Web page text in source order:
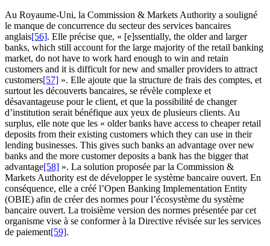
Au Royaume-Uni, la Commission & Markets Authority a souligné
le manque de concurrence du secteur des services bancaires
anglais[56]. Elle précise que, « [e]ssentially, the older and larger
banks, which still account for the large majority of the retail banking
market, do not have to work hard enough to win and retain
customers and it is difficult for new and smaller providers to attract
customers[57] ». Elle ajoute que la structure de frais des comptes, et
surtout les découverts bancaires, se révèle complexe et
désavantageuse pour le client, et que la possibilité de changer
d’institution serait bénéfique aux yeux de plusieurs clients. Au
surplus, elle note que les « older banks have access to cheaper retail
deposits from their existing customers which they can use in their
lending businesses. This gives such banks an advantage over new
banks and the more customer deposits a bank has the bigger that
advantage[58] ». La solution proposée par la Commission &
Markets Authority est de développer le système bancaire ouvert. En
conséquence, elle a créé l’Open Banking Implementation Entity
(OBIE) afin de créer des normes pour l’écosystème du système
bancaire ouvert. La troisième version des normes présentée par cet
organisme vise à se conformer à la Directive révisée sur les services
de paiement[59].